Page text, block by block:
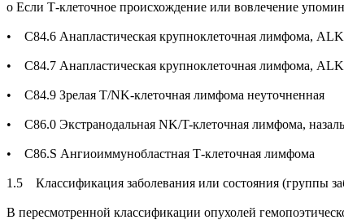
о Если Т-клеточное происхождение или вовлечение
• С84.6 Анапластическая крупноклеточная лимфома,
• С84.7 Анапластическая крупноклеточная лимфома,
• С84.9 Зрелая T/NK-клеточная лимфома неуточненная
• С86.0 Экстранодальная NK/T-клеточная лимфома,
• C86.S Ангиоиммунобластная Т-клеточная лимфома
1.5 Классификация заболевания или состояния (группы
В пересмотренной классификации опухолей